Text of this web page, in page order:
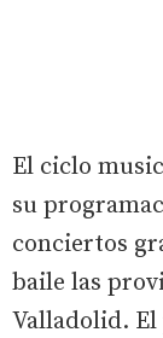
El ciclo
su
conciertos
baile las
Valladolid. El